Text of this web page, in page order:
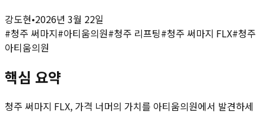
강도현•2026년 3월 22일
#청주 써마지#아티움의원#청주 리프팅#청주 써마지 FLX#청주
아티움의원
핵심 요약
청주 써마지 FLX, 가격 너머의 가치를 아티움의원에서 발견하세